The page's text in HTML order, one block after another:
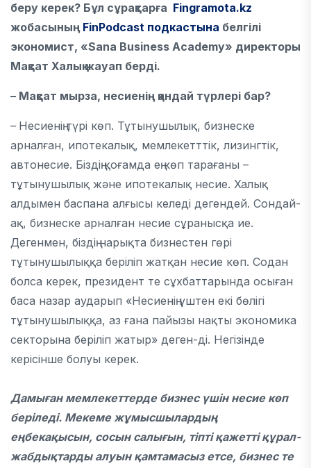
беру керек? Бұл сұрақтарға Fingramota.kz
жобасының FinPodcast подкастына белгілі
экономист, «Sana Business Academy» директоры
Мақсат Халық жауап берді.
– Мақсат мырза, несиенің қандай түрлері бар?
– Несиенің түрі көп. Тұтынушылық, бизнеске
арналған, ипотекалық, мемлекетттік, лизингтік,
автонесие. Біздің қоғамда ең көп тарағаны –
тұтынушылық және ипотекалық несие. Халық
алдымен баспана алғысы келеді дегендей. Сондай-
ақ, бизнеске арналған несие сұранысқа ие.
Дегенмен, біздің нарықта бизнестен гөрі
тұтынушылыққа беріліп жатқан несие көп. Содан
болса керек, президент те сұхбаттарында осыған
баса назар аударып «Несиенің үштен екі бөлігі
тұтынушылыққа, аз ғана пайызы нақты экономика
секторына беріліп жатыр» деген-ді. Негізінде
керісінше болуы керек.
Дамыған мемлекеттерде бизнес үшін несие көп
беріледі. Мекеме жұмысшылардың
еңбекақысын, сосын салығын, тіпті қажетті құрал-
жабдықтарды алуын қамтамасыз етсе, бизнес те